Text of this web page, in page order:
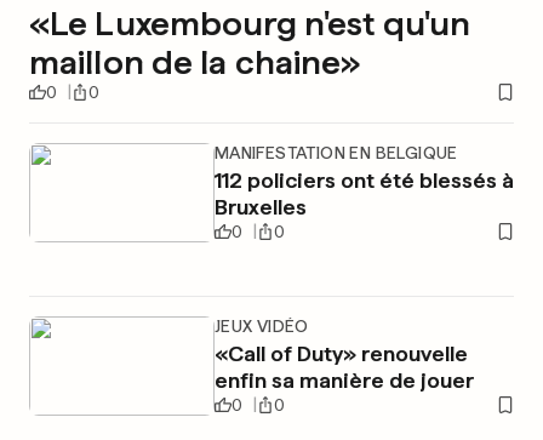
«Le Luxembourg n'est qu'un
maillon de la chaine»
0 0
MANIFESTATION EN BELGIQUE
112 policiers ont été blessés à
Bruxelles
0 0
JEUX VIDÉO
«Call of Duty» renouvelle
enfin sa manière de jouer
0 0